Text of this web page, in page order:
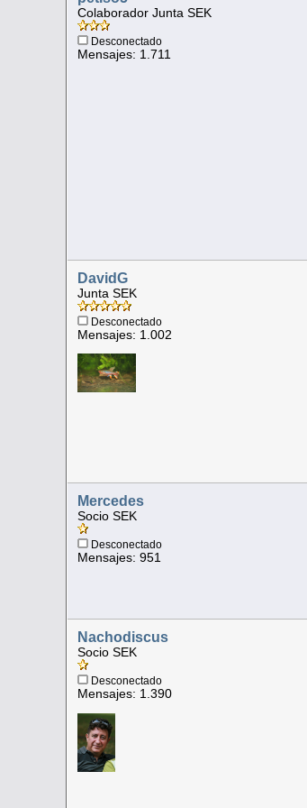
Colaborador Junta SEK
Desconectado
Mensajes: 1.711
DavidG
Junta SEK
Desconectado
Mensajes: 1.002
Mercedes
Socio SEK
Desconectado
Mensajes: 951
Nachodiscus
Socio SEK
Desconectado
Mensajes: 1.390